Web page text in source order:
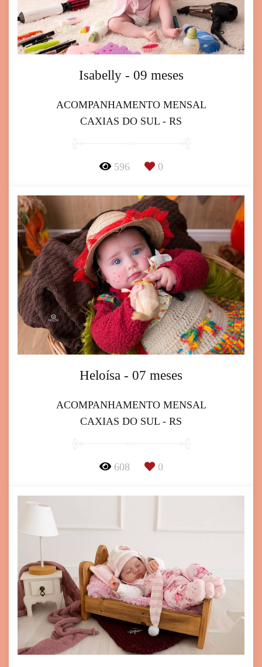
Isabelly - 09 meses
ACOMPANHAMENTO MENSAL
CAXIAS DO SUL - RS
596 0
Heloísa - 07 meses
ACOMPANHAMENTO MENSAL
CAXIAS DO SUL - RS
608 0